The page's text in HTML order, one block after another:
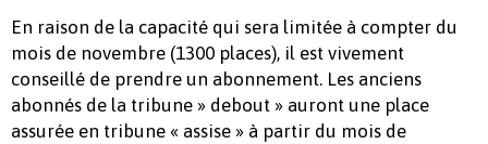
En raison de la capacité qui sera limitée à compter du
mois de novembre (1300 places), il est vivement
conseillé de prendre un abonnement. Les anciens
abonnés de la tribune » debout » auront une place
assurée en tribune « assise » à partir du mois de